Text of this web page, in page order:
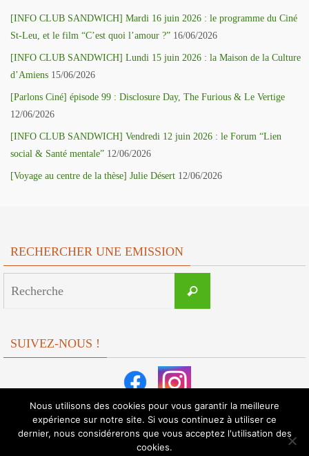
[INFO CLUB SANDWICH] Mardi 16 juin 2026 : le programme du Ciné
St-Leu, et le film “C’est quoi l’amour ?” 16/06/2026
[INFO CLUB SANDWICH] Lundi 15 juin 2026 : la Maison de la Culture
d’Amiens 15/06/2026
[Parlons Ciné] épisode 99 : Disclosure Day, The Furious & Le Vertige
12/06/2026
[INFO CLUB SANDWICH] Vendredi 12 juin 2026 : le Forum “Lien
social & Santé mentale” 12/06/2026
[Voyage au centre de la thèse] Julie Désert 12/06/2026
RECHERCHER UNE EMISSION
Recherche
SUIVEZ-NOUS !
Nous utilisons des cookies pour vous garantir la meilleure
expérience sur notre site. Si vous continuez à utiliser ce
dernier, nous considérerons que vous acceptez l'utilisation des
cookies.